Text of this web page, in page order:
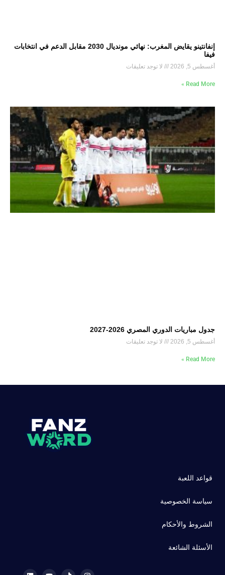
إنفانتينو يقايض المغرب: نهائي مونديال 2030 مقابل الدعم في انتخابات
فيفا
أغسطس 5, 2026 لا توجد تعليقات
Read More »
جدول مباريات الدوري المصري 2026-2027
أغسطس 5, 2026 لا توجد تعليقات
Read More »
قواعد اللعبة
سياسة الخصوصية
الشروط والأحكام
الأسئلة الشائعة